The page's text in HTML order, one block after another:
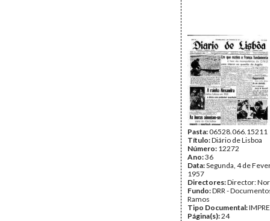
Pasta:06528.066.15211
Título:Diário de Lisboa
Número: 12272
Ano:36
Data:Segunda, 4 de
1957
Directores:Director:
Fundo:DRR -
Ramos
Tipo Documental:
Página(s):24